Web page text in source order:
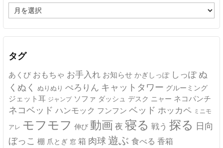
ー
カ
イ
タグ
あくび おもちゃ お手入れ お知らせ かぎしっぽ しっぽ ぬ
くぬく ぬりぬり ぺろりん キャットタワー グルーミング
ジェット耳 ジャンプ ソファ ダッシュ デスク ニャー ネコパンチ
ネコベッド ハンモック フンフン ベッド ホッカペ ミニモ
アレ モフモフ 伸び 動画 夜 寝る 戦う 探る 日向
ぼっこ 棚 爪とぎ 窓 箱 肉球 遊ぶ 食べる 香箱